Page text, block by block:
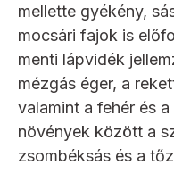
mellette gyékény,
mocsári fajok is
menti lápvidék
mézgás éger, a
valamint a fehér és
növények között a
zsombéksás és a